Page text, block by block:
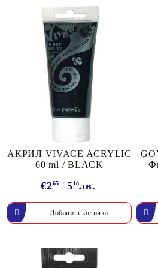
АКРИЛ VIVACE ACRYLIC
60 ml / BLACK
€265 518лв.